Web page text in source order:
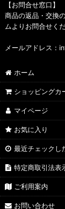
【お問合せ窓口】
商品の返品・交換
ムよりお問合せくだ
メールアドレス：
ホーム
ショッピングカ
マイページ
お気に入り
最近チェックし
特定商取引法表
ご利用案内
お問い合わせ